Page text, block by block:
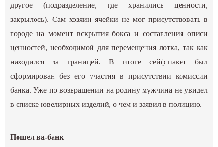
другое (подразделение, где хранились ценности,
закрылось). Сам хозяин ячейки не мог присутствовать в
городе на момент вскрытия бокса и составления описи
ценностей, необходимой для перемещения лотка, так как
находился за границей. В итоге сейф-пакет был
сформирован без его участия в присутствии комиссии
банка. Уже по возвращении на родину мужчина не увидел
в списке ювелирных изделий, о чем и заявил в полицию.
Пошел ва-банк